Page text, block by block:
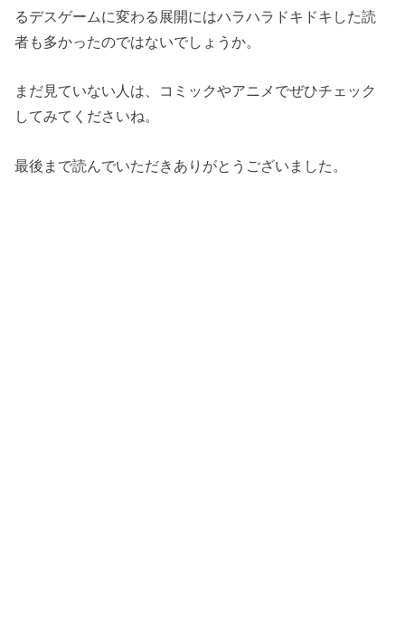
るデスゲームに変わる展開にはハラハラドキドキした読
者も多かったのではないでしょうか。
まだ見ていない人は、コミックやアニメでぜひチェック
してみてくださいね。
最後まで読んでいただきありがとうございました。